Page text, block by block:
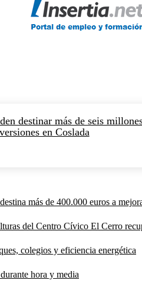
destinar más de seis
en Coslada
más de 400.000 euros a
del Centro Cívico El Cerro
colegios y eficiencia energética
hora y media